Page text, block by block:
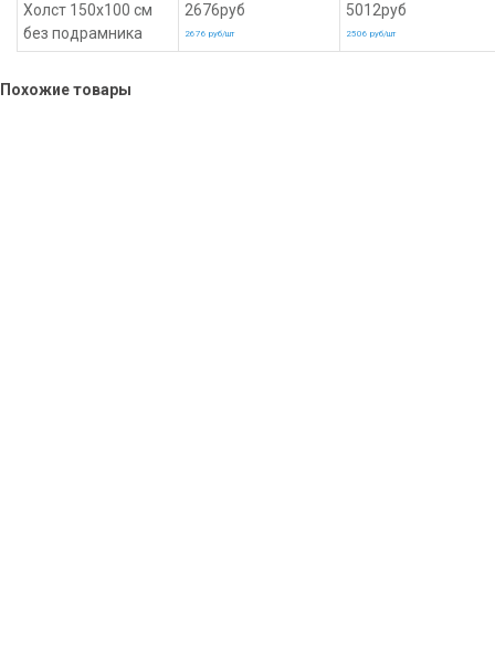
Холст 150х100 см
без подрамника
2676руб
2676 руб/шт
5012руб
2506 руб/шт
Похожие товары